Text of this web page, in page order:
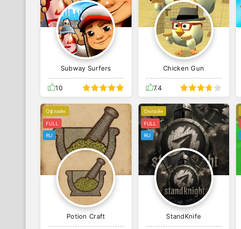
Subway Surfers
10
Chicken Gun
7.4
Офлайн
FULL
RU
Potion Craft
Онлайн
FULL
RU
StandKnife